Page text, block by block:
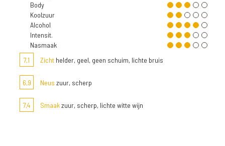
Body
Koolzuur
Alcohol
Intensit.
Nasmaak
7,1
Zicht helder, geel, geen schuim, lichte bruis
6,9 Neus zuur, scherp
7,4 Smaakzuur, scherp, lichte witte wijn